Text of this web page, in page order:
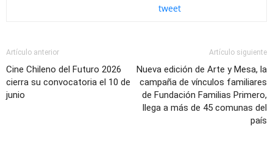
tweet
Artículo anterior
Cine Chileno del Futuro 2026
cierra su convocatoria el 10 de
junio
Artículo siguiente
Nueva edición de Arte y Mesa, la
campaña de vínculos familiares
de Fundación Familias Primero,
llega a más de 45 comunas del
país